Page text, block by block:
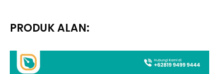
PRODUK ALAN: